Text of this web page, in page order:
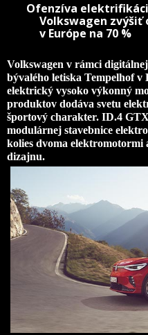
Ofenzíva
Volkswagen
v Európe na 70 %
Volkswagen v rámci
bývalého letiska Tempelhof
elektrický vysoko výkonný
produktov dodáva svetu
športový charakter. ID.4
modulárnej stavebnice
kolies dvoma elektromotormi
dizajnu.